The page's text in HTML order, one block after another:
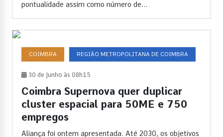
pontualidade assim como número de...
COIMBRA REGIÃO METROPOLITANA DE COIMBRA
30 de Junho às 08h15
Coimbra Supernova quer duplicar
cluster espacial para 50ME e 750
empregos
Aliança foi ontem apresentada. Até 2030, os objetivos